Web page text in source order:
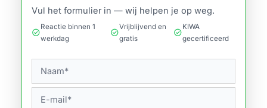
Vul het formulier in — wij helpen je op weg.
check_circle
Reactie binnen 1
werkdag
check_circle
Vrijblijvend en
gratis
check_circle
KIWA
gecertificeerd